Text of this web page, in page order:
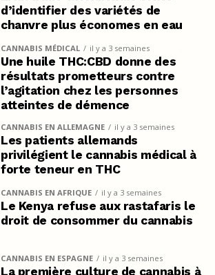
d’identifier des variétés de
chanvre plus économes en eau
CANNABIS MÉDICAL il y a 3 semaines
Une huile THC:CBD donne des
résultats prometteurs contre
l’agitation chez les personnes
atteintes de démence
CANNABIS EN ALLEMAGNE il y a 3 semaines
Les patients allemands
privilégient le cannabis médical à
forte teneur en THC
CANNABIS EN AFRIQUE il y a 3 semaines
Le Kenya refuse aux rastafaris le
droit de consommer du cannabis
CANNABIS EN ESPAGNE il y a 3 semaines
La première culture de cannabis à